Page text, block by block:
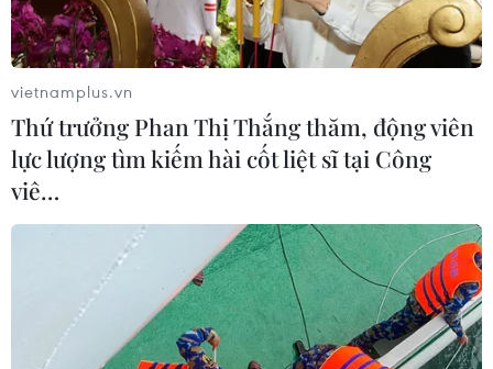
riêng tư."
vietnamplus.vn
Thứ trưởng Phan Thị Thắng thăm, động viên
lực lượng tìm kiếm hài cốt liệt sĩ tại Công
viê…